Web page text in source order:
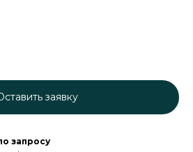
заявку
запросу